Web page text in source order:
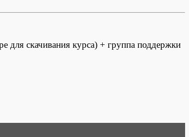
для скачивания курса) + группа поддержки